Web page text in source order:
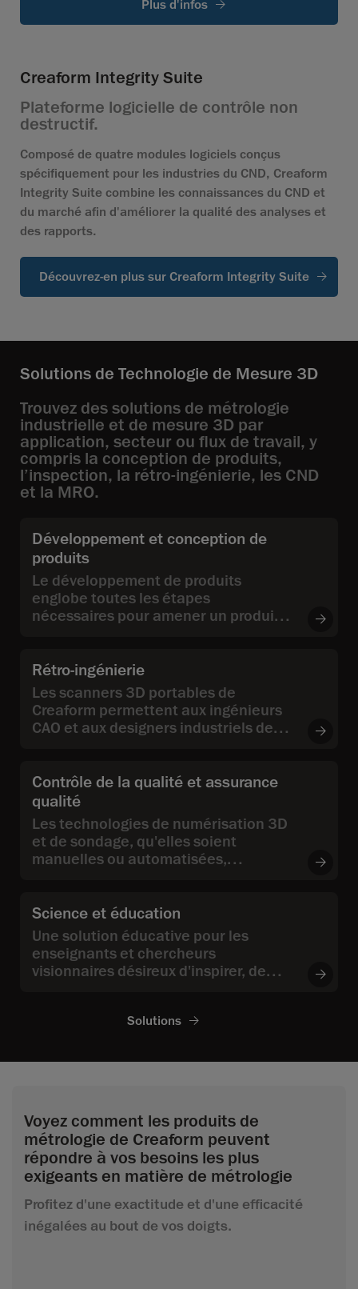
Plus d'infos
Creaform Integrity Suite
Plateforme logicielle de contrôle non
destructif.
Composé de quatre modules logiciels conçus
spécifiquement pour les industries du CND, Creaform
Integrity Suite combine les connaissances du CND et
du marché afin d'améliorer la qualité des analyses et
des rapports.
Découvrez-en plus sur Creaform Integrity Suite
Solutions de Technologie de Mesure 3D
Trouvez des solutions de métrologie
industrielle et de mesure 3D par
application, secteur ou flux de travail, y
compris la conception de produits,
l’inspection, la rétro-ingénierie, les CND
et la MRO.
Développement et conception de
produits
Le développement de produits
englobe toutes les étapes
nécessaires pour amener un produit
l'ingénierie, jusqu'au développement
du produit.
Rétro-ingénierie
Les scanners 3D portables de
Creaform permettent aux ingénieurs
CAO et aux designers industriels de
Contrôle de la qualité et assurance
qualité
Les technologies de numérisation 3D
et de sondage, qu'elles soient
manuelles ou automatisées,
d'assurance qualité de mesurer les
dimensions et de valider la qualité
des pièces fabriquées, ainsi que de
trouver la cause des problèmes
détectés lors des inspections.
Science et éducation
Une solution éducative pour les
enseignants et chercheurs
visionnaires désireux d'inspirer, de
dernières avancées dans les
Solutions
Voyez comment les produits de
métrologie de Creaform peuvent
répondre à vos besoins les plus
exigeants en matière de métrologie
Profitez d'une exactitude et d'une efficacité
inégalées au bout de vos doigts.